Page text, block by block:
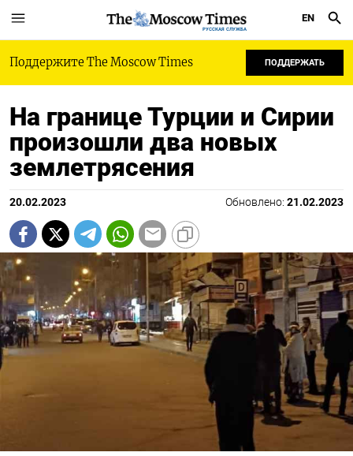
РУССКАЯ СЛУЖБА
EN
Поддержите The Moscow Times ПОДДЕРЖАТЬ
На границе Турции и Сирии
произошли два новых
землетрясения
20.02.2023 Обновлено: 21.02.2023